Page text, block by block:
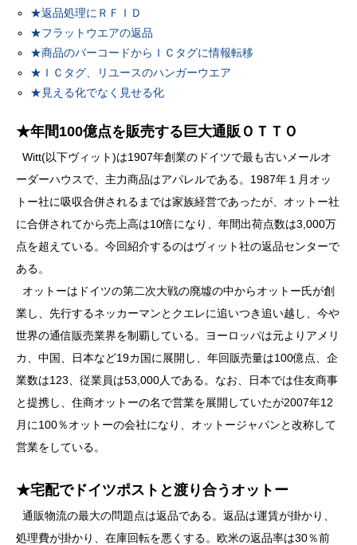
★返品処理にＲＦＩＤ
★フラットウエアの返品
★商品のバーコードからＩＣタグに情報転移
★ＩＣタグ、リユースのハンガーウエア
★見える化でなく見せる化
★年間100億点を販売する巨大通販ＯＴＴＯ
Witt(以下ヴィット)は1907年創業のドイツで最も古いメールオ
ーダーハウスで、主力商品はアパレルである。1987年１月オッ
トー社に吸収合併されるまでは家族経営であったが、オットー社
に合併されてから売上高は10倍になり、年間出荷点数は3,000万
点を超えている。今回紹介するのはヴィット社の返品センターで
ある。
オットーはドイツの第二次大戦の廃墟の中からオットー氏が創
業し、先行するネッカーマンとクエレに追いつき追い越し、今や
世界の通信販売業界を制覇している。ヨーロッパは元よりアメリ
カ、中国、日本など19カ国に展開し、年回販売量は100億点、企
業数は123、従業員は53,000人である。なお、日本では住友商事
と提携し、住商オットーの名で営業を展開していたが2007年12
月に100％オットーの会社になり、オットージャパンと改称して
営業をしている。
★宅配でドイツポストと渡り合うオットー
通販物流の最大の問題点は返品である。返品は運賃が掛かり、
処理費が掛かり、在庫回転を悪くする。欧米の返品率は30％前